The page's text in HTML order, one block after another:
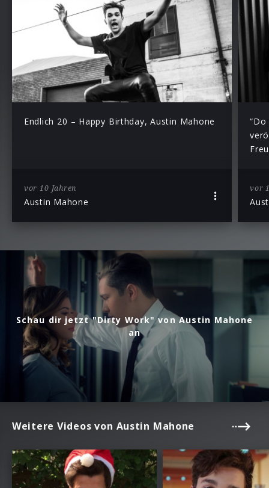
Endlich 20 – Happy Birthday, Austin Mahone
vor 10 Jahren
Austin Mahone
vor
Schau dir jetzt "Dirty Work" von Austin Mahone
an
Weitere Videos von Austin Mahone